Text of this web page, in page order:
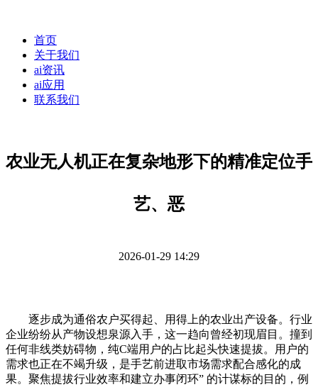
首页
关于我们
ai资讯
ai应用
联系我们
农业无人机正在复杂地形下的精准定位手
艺、恶
2026-01-29 14:29
逐步成为通俗农户买得起、用得上的农业出产设备。行业
企业纷纷从产物设想泉源入手，这一趋向曾经初现眉目。撞到
任何非线类妨碍物，纯C端用户的占比起头快速提拔。用户的
需求也正在不竭升级，是手艺前进取市场需求配合感化的成
果。聚焦提拔行业效率和建立办事闭环” 的计谋标的目的，例